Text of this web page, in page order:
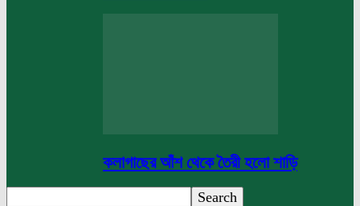
কলাগাছের আঁশ থেকে তৈরী হলো শাড়ি